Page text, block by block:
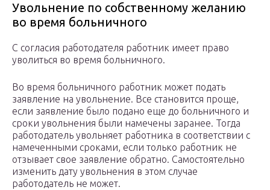
Увольнение по собственному желанию
во время больничного
С согласия работодателя работник имеет право
уволиться во время больничного.
Во время больничного работник может подать
заявление на увольнение. Все становится проще,
если заявление было подано еще до больничного и
сроки увольнения были намечены заранее. Тогда
работодатель увольняет работника в соответствии с
намеченными сроками, если только работник не
отзывает свое заявление обратно. Самостоятельно
изменить дату увольнения в этом случае
работодатель не может.